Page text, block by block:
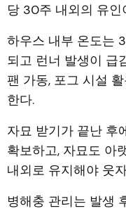
당 30주 내외의 유인
하우스 내부 온도는
되고 런너 발생이 급
팬 가동, 포그 시설
한다.
자묘 받기가 끝난 후
확보하고, 자묘도 아
내외로 유지해야 웃
병해충 관리는 발생